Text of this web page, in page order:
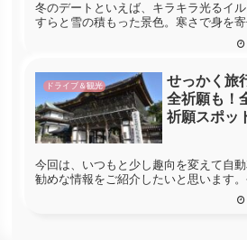
冬のデートといえば、キラキラ光るイ
すらと雪の積もった景色。寒さで身を
も以上に美しく見えることでしょう。
西のデートスポットを紹介します。歩
ドライブ＆観光
せっかく旅
全祈願も！
祈願スポッ
今回は、いつもと少し趣向を変えて自
勧めな情報をご紹介したいと思います。
入り、先日、日本各地で梅雨入りした
てきましたね。梅雨は連日の雨模様と